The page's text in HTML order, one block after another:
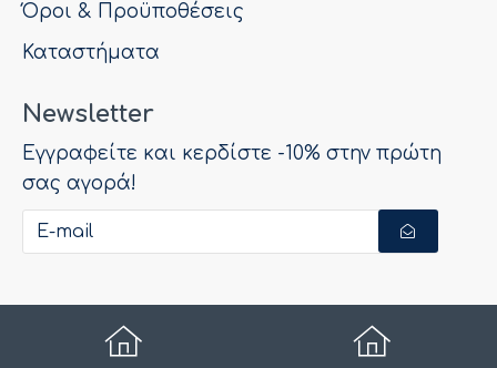
Όροι & Προϋποθέσεις
Καταστήματα
Newsletter
Εγγραφείτε και κερδίστε -10% στην πρώτη
σας αγορά!